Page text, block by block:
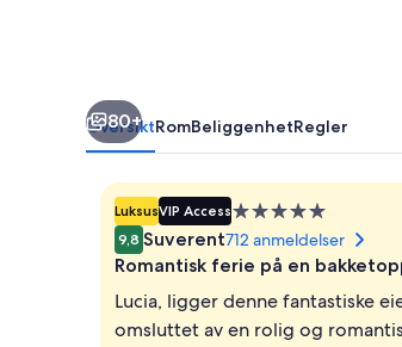
80+
OversiktRomBeliggenhetRegler
LuksusVIP AccessOvernattingssted
med
5.0
9,8 Suverent712 anmeldelser
Romantisk ferie på en
Lucia, ligger denne fantastiske
omsluttet av en rolig og